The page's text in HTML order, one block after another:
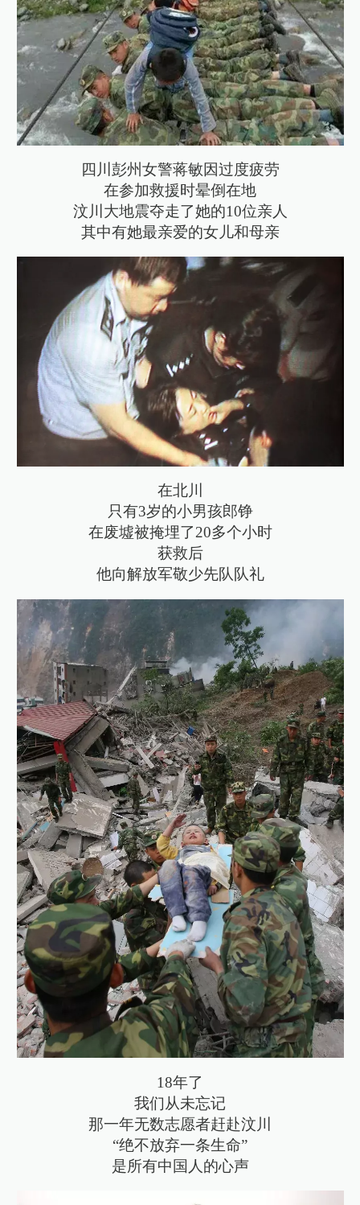
四川彭州女警蒋敏因过度疲劳
在参加救援时晕倒在地
汶川大地震夺走了她的10位亲人
其中有她最亲爱的女儿和母亲
在北川
只有3岁的小男孩郎铮
在废墟被掩埋了20多个小时
获救后
他向解放军敬少先队队礼
18年了
我们从未忘记
那一年无数志愿者赶赴汶川
“绝不放弃一条生命”
是所有中国人的心声